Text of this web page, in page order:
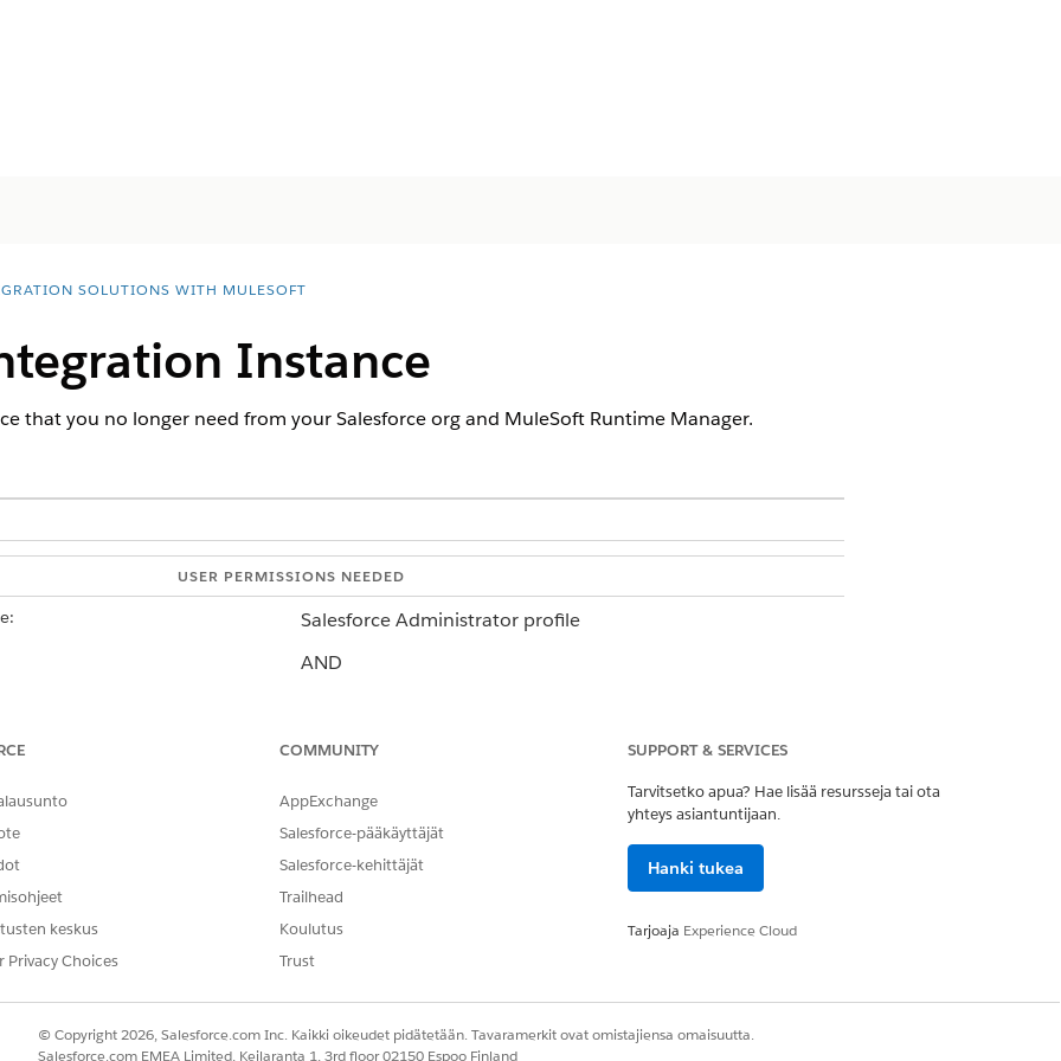
SOLUTIONS WITH MULESOFT
Instance
that you no longer need from your Salesforce org and MuleSoft Runtime Manager.
USER PERMISSIONS NEEDED
Salesforce Administrator profile
AND
Direct
in the Available Integrations area, from the list of available integrations, expand the integration whose
delete.
keskus
Privacy Choices
COMMUNITY
AppExchange
Salesforce-pääkäyttäjät
Salesforce-kehittäjät
Trailhead
Koulutus
Trust
SUPPORT & SERVICES
Tarvitsetko apua? Hae lisää resursseja tai ota
yhteys asiantuntijaan.
Hanki tukea
Tarjoaja Experience Cloud
© Copyright 2026, Salesforce.com Inc. Kaikki oikeudet pidätetään. Tavaramerkit ovat omistajiensa omaisuutta.
Salesforce.com EMEA Limited, Keilaranta 1, 3rd floor 02150 Espoo Finland